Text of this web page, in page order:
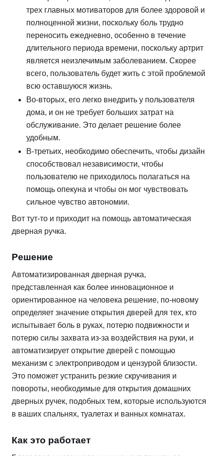
трех главных мотиваторов для более здоровой и
полноценной жизни, поскольку боль трудно
переносить ежедневно, особенно в течение
длительного периода времени, поскольку артрит
является неизлечимым заболеванием. Скорее
всего, пользователь будет жить с этой проблемой
всю оставшуюся жизнь.
Во-вторых, его легко внедрить у пользователя
дома, и он не требует больших затрат на
обслуживание. Это делает решение более
удобным.
В-третьих, необходимо обеспечить, чтобы дизайн
способствовал независимости, чтобы
пользователю не приходилось полагаться на
помощь опекуна и чтобы он мог чувствовать
сильное чувство автономии.
Вот тут-то и приходит на помощь автоматическая
дверная ручка.
Решение
Автоматизированная дверная ручка,
представленная как более инновационное и
ориентированное на человека решение, по-новому
определяет значение открытия дверей для тех, кто
испытывает боль в руках, потерю подвижности и
потерю силы захвата из-за воздействия на руки, и
автоматизирует открытие дверей с помощью
механизм с электроприводом и цензурой близости.
Это поможет устранить резкие скручивания и
повороты, необходимые для открытия домашних
дверных ручек, подобных тем, которые используются
в ваших спальнях, туалетах и ​​ванных комнатах.
Как это работает